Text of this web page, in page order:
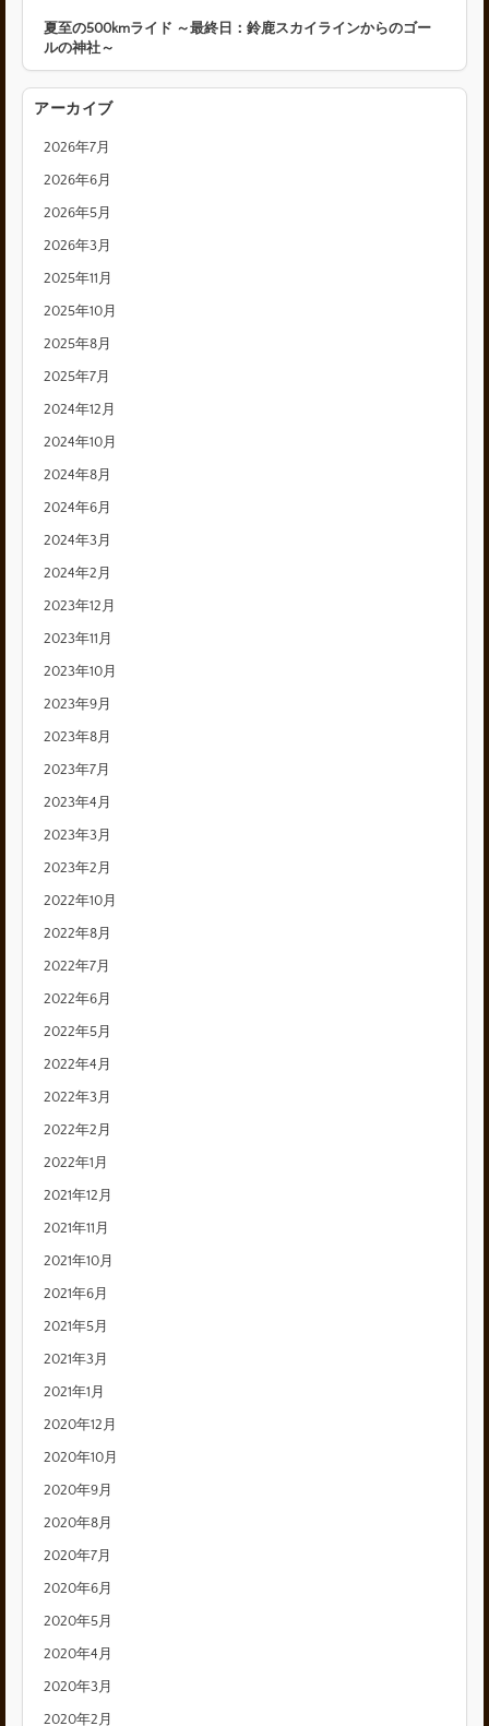
夏至の500kmライド ～最終日：鈴鹿スカイラインからのゴー
ルの神社～
アーカイブ
2026年7月
2026年6月
2026年5月
2026年3月
2025年11月
2025年10月
2025年8月
2025年7月
2024年12月
2024年10月
2024年8月
2024年6月
2024年3月
2024年2月
2023年12月
2023年11月
2023年10月
2023年9月
2023年8月
2023年7月
2023年4月
2023年3月
2023年2月
2022年10月
2022年8月
2022年7月
2022年6月
2022年5月
2022年4月
2022年3月
2022年2月
2022年1月
2021年12月
2021年11月
2021年10月
2021年6月
2021年5月
2021年3月
2021年1月
2020年12月
2020年10月
2020年9月
2020年8月
2020年7月
2020年6月
2020年5月
2020年4月
2020年3月
2020年2月